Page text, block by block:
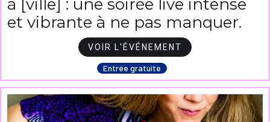
à [ville] : une soirée live intense
et vibrante à ne pas manquer.
VOIR L'ÉVÉNEMENT
Entrée gratuite